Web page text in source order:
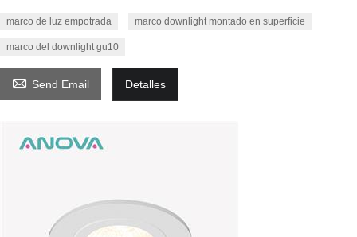
marco de luz empotrada marco downlight montado en superficie
marco del downlight gu10
 Send Email Detalles